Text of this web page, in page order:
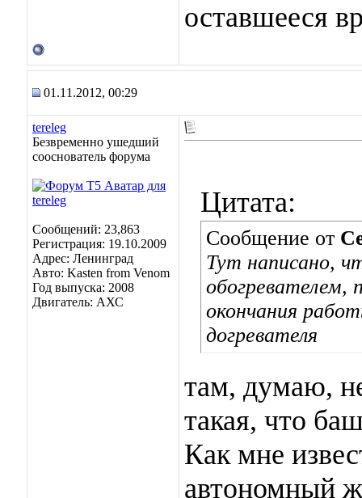
оставшееся
01.11.2012, 00:29
tereleg
Безвременно ушедший
сооснователь форума
Сообщений: 23,863
Регистрация: 19.10.2009
Адрес: Ленинград
Авто: Kasten from Venom
Год выпуска: 2008
Двигатель: АХС
Цитата:
Сообщение от
Тут написано,
обогревателем,
окончания
догревателя
там, думаю,
такая, что
Как мне
автономный